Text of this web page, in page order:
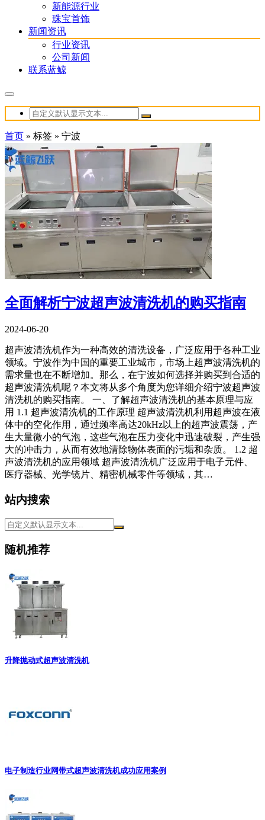
新能源行业
珠宝首饰
新闻资讯
行业资讯
公司新闻
联系蓝鲸
首页 » 标签 » 宁波
全面解析宁波超声波清洗机的购买指南
2024-06-20
超声波清洗机作为一种高效的清洗设备，广泛应用于各种工业
领域。宁波作为中国的重要工业城市，市场上超声波清洗机的
需求量也在不断增加。那么，在宁波如何选择并购买到合适的
超声波清洗机呢？本文将从多个角度为您详细介绍宁波超声波
清洗机的购买指南。 一、了解超声波清洗机的基本原理与应
用 1.1 超声波清洗机的工作原理 超声波清洗机利用超声波在液
体中的空化作用，通过频率高达20kHz以上的超声波震荡，产
生大量微小的气泡，这些气泡在压力变化中迅速破裂，产生强
大的冲击力，从而有效地清除物体表面的污垢和杂质。 1.2 超
声波清洗机的应用领域 超声波清洗机广泛应用于电子元件、
医疗器械、光学镜片、精密机械零件等领域，其…
站内搜索
随机推荐
升降抛动式超声波清洗机
电子制造行业网带式超声波清洗机成功应用案例